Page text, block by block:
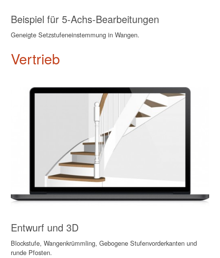
Beispiel für 5-Achs-Bearbeitungen
Geneigte Setzstufeneinstemmung in Wangen.
Vertrieb
Entwurf und 3D
Blockstufe, Wangenkrümmling, Gebogene Stufenvorderkanten und
runde Pfosten.